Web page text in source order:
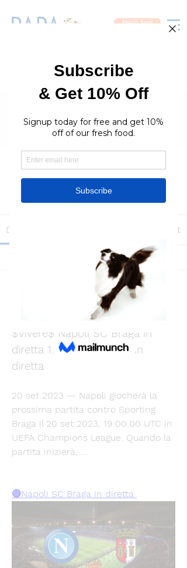
Fresh food
Groups
RaraPetcare Group
Public · 396 members
Join
Discussion About
Md.Eashin Rashid Joy
December 12, 2023
$Vivere$ Napoli SC Braga in
diretta 12/12/2023 Sport in
diretta
20 set 2023 — Napoli giocherà la
prossima partita contro Sporting
Braga il 20 set 2023, 19:00:00 UTC in
UEFA Champions League. Quando la
partita inizierà, ...
🔴Napoli SC Braga in diretta